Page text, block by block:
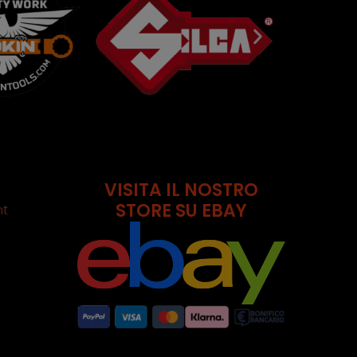
VISITA IL NOSTRO
STORE SU EBAY